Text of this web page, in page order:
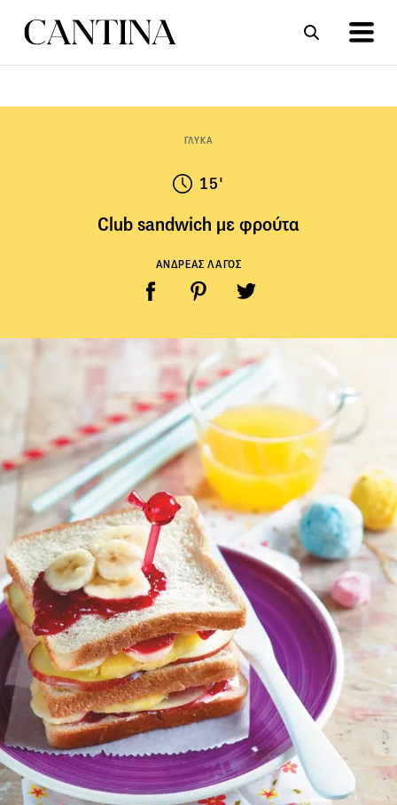
ΓΛΥΚΑ
15'
Club sandwich με φρούτα
ΑΝΔΡΕΑΣ ΛΑΓΟΣ